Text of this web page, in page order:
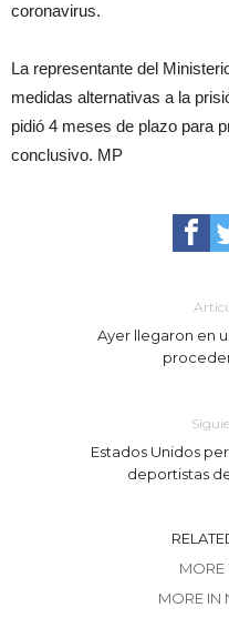
coronavirus.
La representante del
medidas alternativas a la
pidió 4 meses de plazo para
conclusivo. MP
Ayer llegaron en
Estados Unidos
deportistas
MORE
MORE IN